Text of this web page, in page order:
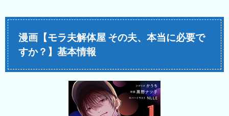
漫画【モラ夫解体屋 その夫、本当に必要で
すか？】基本情報